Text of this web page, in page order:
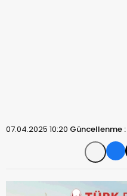
07.04.2025 10:20 Güncellenme :